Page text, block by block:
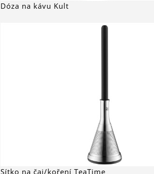
Dóza na kávu Kult
Sítko na čaj/koření TeaTime